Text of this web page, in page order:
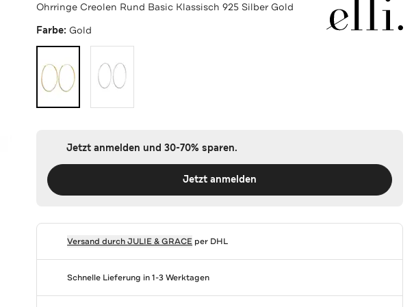
Ohrringe Creolen Rund Basic Klassisch 925 Silber Gold
Farbe: Gold
Jetzt anmelden und 30-70% sparen.
Jetzt anmelden
Versand durchJULIE & GRACE per DHL
Schnelle Lieferung in 1-3 Werktagen